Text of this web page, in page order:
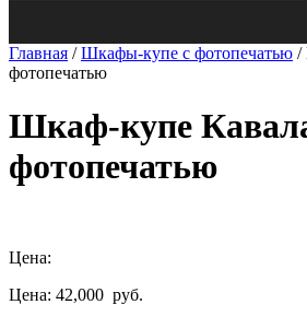
Главная /Шкафы-купе с фотопечатью /
фотопечатью
Шкаф-купе
фотопечатью
Цена:
Цена: 42,000 руб.